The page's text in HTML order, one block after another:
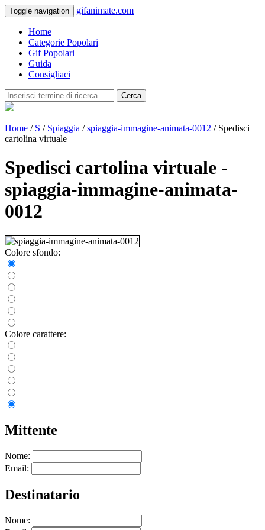
Toggle navigation gifanimate.com
Home
Categorie Popolari
Gif Popolari
Guida
Consigliaci
Cerca
Home / S / Spiaggia /spiaggia-immagine-animata-0012 / Spedisci
cartolina virtuale
Spedisci cartolina virtuale -
spiaggia-immagine-animata-
0012
Colore sfondo:
Colore carattere:
Mittente
Nome:
Email:
Destinatario
Nome: